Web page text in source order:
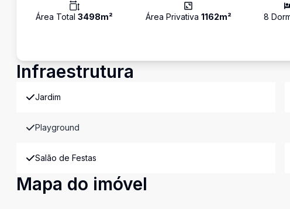
Área Total 3498m² Área Privativa 1162m² 8
Infraestrutura
Jardim
Playground
Salão de Festas
Mapa do imóvel